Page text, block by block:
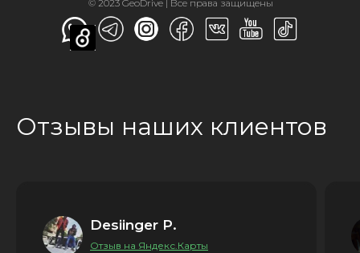
© 2023 GeoDrive | Все права защищены
Отзывы наших клиентов
Desiinger P.
Отзыв на Яндекс.Карты